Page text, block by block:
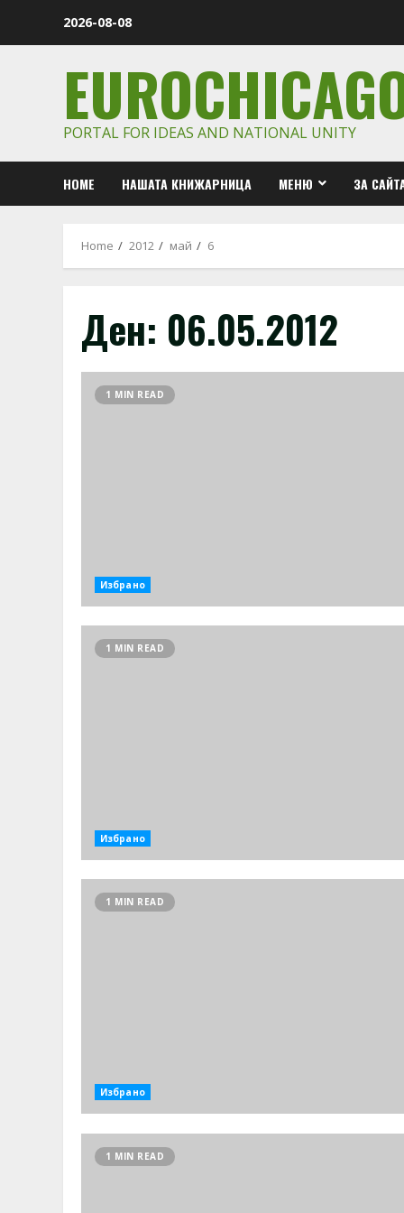
2026-08-08
PORTAL FOR IDEAS AND NATIONAL UNITY
HOME НАШАТА КНИЖАРНИЦА МЕНЮ ЗА
Home 2012 май 6
Ден: 06.05.2012
1 MIN READ
Избрано
1 MIN READ
Избрано
1 MIN READ
Избрано
1 MIN READ